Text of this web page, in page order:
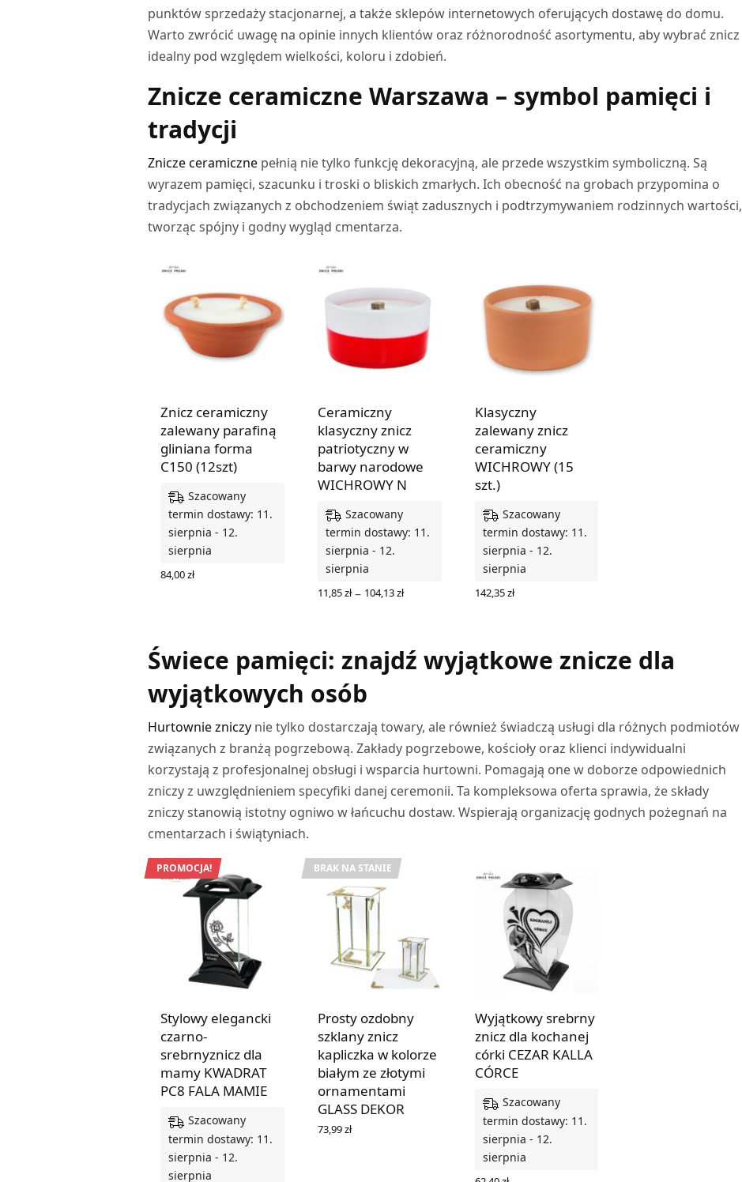
punktów sprzedaży stacjonarnej, a także sklepów internetowych oferujących dostawę do domu.
Warto zwrócić uwagę na opinie innych klientów oraz różnorodność asortymentu, aby wybrać znicz
idealny pod względem wielkości, koloru i zdobień.
Znicze ceramiczne Warszawa – symbol pamięci i
tradycji
Znicze ceramiczne pełnią nie tylko funkcję dekoracyjną, ale przede wszystkim symboliczną. Są
wyrazem pamięci, szacunku i troski o bliskich zmarłych. Ich obecność na grobach przypomina o
tradycjach związanych z obchodzeniem świąt zadusznych i podtrzymywaniem rodzinnych wartości,
tworząc spójny i godny wygląd cmentarza.
Znicz ceramiczny
zalewany parafiną
gliniana forma
C150 (12szt)
Szacowany
termin dostawy: 11.
sierpnia - 12.
sierpnia
84,00zł
Ceramiczny
klasyczny znicz
patriotyczny w
barwy narodowe
WICHROWY N
Szacowany
termin dostawy: 11.
sierpnia - 12.
sierpnia
11,85zł – 104,13złZakres
Klasyczny
zalewany znicz
ceramiczny
WICHROWY (15
szt.)
Szacowany
termin dostawy: 11.
sierpnia - 12.
sierpnia
142,35zł
Świece pamięci: znajdź wyjątkowe znicze dla
wyjątkowych osób
Hurtownie zniczy nie tylko dostarczają towary, ale również świadczą usługi dla różnych podmiotów
związanych z branżą pogrzebową. Zakłady pogrzebowe, kościoły oraz klienci indywidualni
korzystają z profesjonalnej obsługi i wsparcia hurtowni. Pomagają one w doborze odpowiednich
zniczy z uwzględnieniem specyfiki danej ceremonii. Ta kompleksowa oferta sprawia, że składy
zniczy stanowią istotny ogniwo w łańcuchu dostaw. Wspierają organizację godnych pożegnań na
cmentarzach i świątyniach.
PROMOCJA!
Stylowy elegancki
czarno-
srebrnyznicz dla
mamy KWADRAT
PC8 FALA MAMIE
Szacowany
termin dostawy: 11.
sierpnia - 12.
sierpnia
BRAK NA STANIE
Prosty ozdobny
szklany znicz
kapliczka w kolorze
białym ze złotymi
ornamentami
GLASS DEKOR
73,99zł
Wyjątkowy srebrny
znicz dla kochanej
córki CEZAR KALLA
CÓRCE
Szacowany
termin dostawy: 11.
sierpnia - 12.
sierpnia